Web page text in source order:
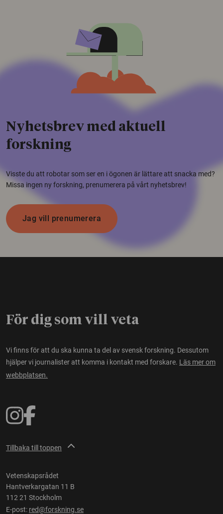
Nyhetsbrev med aktuell
forskning
Visste du att robotar som ser en i ögonen är lättare att snacka med?
Missa ingen ny forskning, prenumerera på vårt nyhetsbrev!
Jag vill prenumerera
För dig som vill veta
Vi finns för att du ska kunna ta del av svensk forskning. Dessutom
hjälper vi journalister att komma i kontakt med forskare. Läs mer om
webbplatsen.
Tillbaka till toppen
Vetenskapsrådet
Hantverkargatan 11 B
112 21 Stockholm
E-post: red@forskning.se